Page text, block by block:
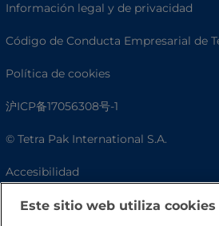
Información legal y de privacidad
Código de Conducta Empresarial de
Política de cookies
沪ICP备17056308号-1
© Tetra Pak International S.A.
Accesibilidad
Preguntas frecuentes
Este sitio web utiliza cookies